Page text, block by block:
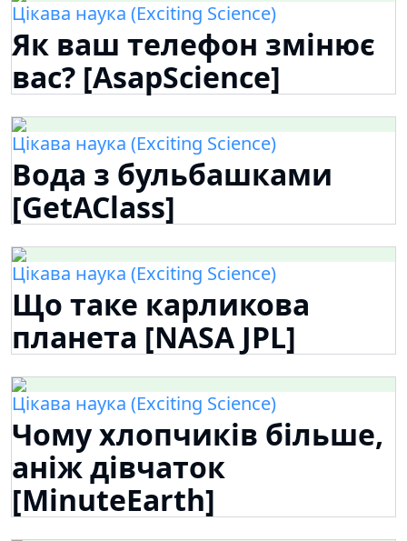
Цікава наука (Exciting Science)
Як ваш телефон змінює
вас? [AsapScience]
Цікава наука (Exciting Science)
Вода з бульбашками
[GetAClass]
Цікава наука (Exciting Science)
Що таке карликова
планета [NASA JPL]
Цікава наука (Exciting Science)
Чому хлопчиків більше,
аніж дівчаток
[MinuteEarth]